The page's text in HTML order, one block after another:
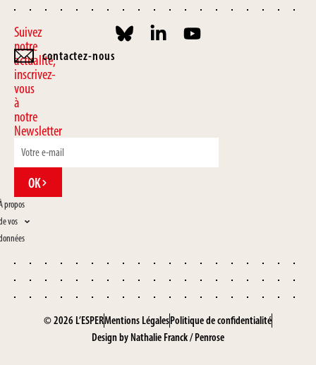
Suivez
notre
actualité,
inscrivez-
vous
à
notre
Newsletter
OK
propos
vos
contactez-nous
© 2026 L’ESPERMentions LégalesPolitique de confidentialité
Design by Nathalie Franck/Penrose